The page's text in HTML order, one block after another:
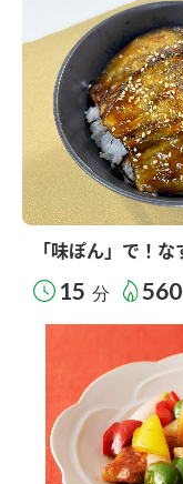
「味ぽん」で！
15 分 560